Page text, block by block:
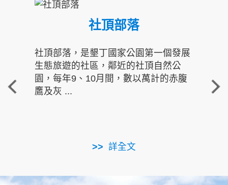
社頂部落
社頂部落，是墾丁國家公園第一個發展
生態旅遊的社區，鄰近的社頂自然公
園，每年9、10月間，數以萬計的赤腹
鷹及灰 ...
詳全文
重
走進